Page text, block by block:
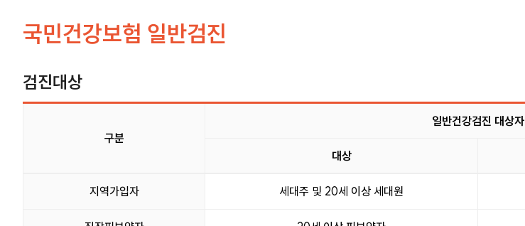
국민건강보험 일반검진
검진대상
구분
일반건강검진 대상자
대상
지역가입자 세대주 및 20세 이상 세대원